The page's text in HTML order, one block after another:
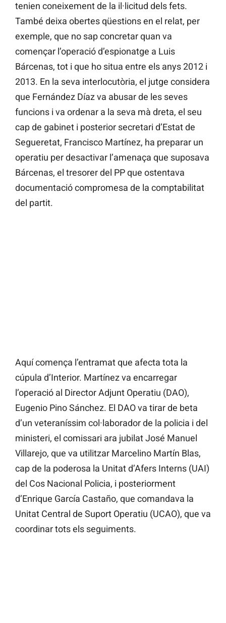
tenien coneixement de la il·licitud dels fets.
També deixa obertes qüestions en el relat, per
exemple, que no sap concretar quan va
començar l’operació d’espionatge a Luis
Bárcenas, tot i que ho situa entre els anys 2012 i
2013. En la seva interlocutòria, el jutge considera
que Fernández Díaz va abusar de les seves
funcions i va ordenar a la seva mà dreta, el seu
cap de gabinet i posterior secretari d’Estat de
Segueretat, Francisco Martínez, ha preparar un
operatiu per desactivar l’amenaça que suposava
Bárcenas, el tresorer del PP que ostentava
documentació compromesa de la comptabilitat
del partit.
Aquí comença l’entramat que afecta tota la
cúpula d’Interior. Martínez va encarregar
l’operació al Director Adjunt Operatiu (DAO),
Eugenio Pino Sánchez. El DAO va tirar de beta
d’un veteraníssim col·laborador de la policia i del
ministeri, el comissari ara jubilat José Manuel
Villarejo, que va utilitzar Marcelino Martín Blas,
cap de la poderosa la Unitat d’Afers Interns (UAI)
del Cos Nacional Policia, i posteriorment
d’Enrique García Castaño, que comandava la
Unitat Central de Suport Operatiu (UCAO), que va
coordinar tots els seguiments.